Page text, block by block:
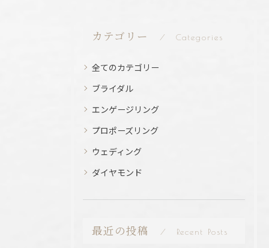
カテゴリー Categories
全てのカテゴリー
ブライダル
エンゲージリング
プロポーズリング
ウェディング
ダイヤモンド
最近の投稿 Recent Posts